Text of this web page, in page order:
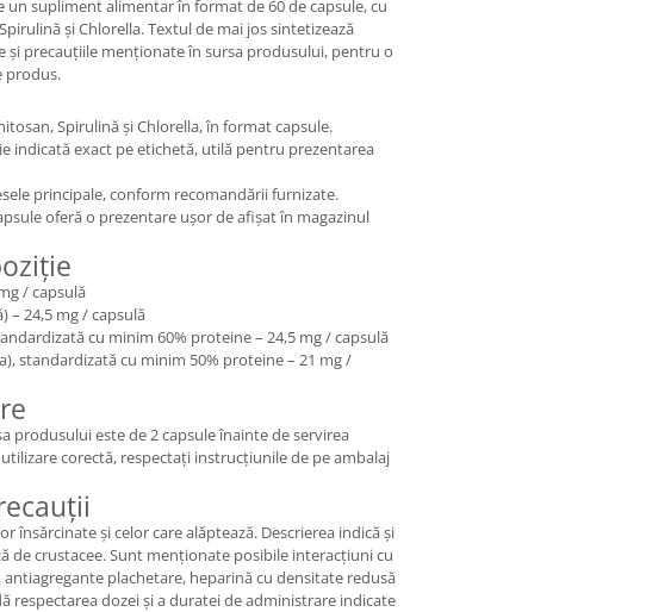
un supliment alimentar în format de 60 de capsule, cu
și Chlorella. Textul de mai jos sintetizează
precauțiile menționate în sursa produsului, pentru o
produs.
Spirulină și Chlorella, în format capsule.
indicată exact pe etichetă, utilă pentru prezentarea
principale, conform recomandării furnizate.
oferă o prezentare ușor de afișat în magazinul
/ capsulă
– 24,5 mg / capsulă
cu minim 60% proteine – 24,5 mg / capsulă
standardizată cu minim 50% proteine – 21 mg /
produsului este de 2 capsule înainte de servirea
corectă, respectați instrucțiunile de pe ambalaj
însărcinate și celor care alăptează. Descrierea indică și
de crustacee. Sunt menționate posibile interacțiuni cu
plachetare, heparină cu densitate redusă
respectarea dozei și a duratei de administrare indicate